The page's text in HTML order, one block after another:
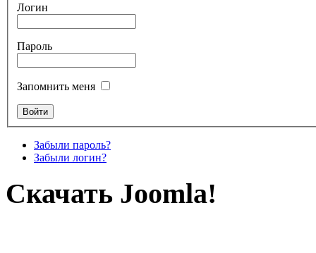
Логин
Пароль
Запомнить меня
Забыли пароль?
Забыли логин?
Скачать Joomla!